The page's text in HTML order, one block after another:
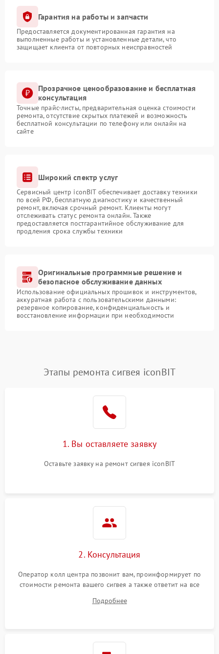
Гарантия на работы и запчасти
Предоставляется документированная гарантия на
выполненные работы и установленные детали, что
защищает клиента от повторных неисправностей
Прозрачное ценообразование и бесплатная
консультация
Точные прайс-листы, предварительная оценка стоимости
ремонта, отсутствие скрытых платежей и возможность
бесплатной консультации по телефону или онлайн на
сайте
Широкий спектр услуг
Сервисный центр iconBIT обеспечивает доставку техники
по всей РФ, бесплатную диагностику и качественный
ремонт, включая срочный ремонт. Клиенты могут
отслеживать статус ремонта онлайн. Также
предоставляется постгарантийное обслуживание для
продления срока службы техники
Оригинальные программные решение и
безопасное обслуживание данных
Использование официальных прошивок и инструментов,
аккуратная работа с пользовательскими данными:
резервное копирование, конфиденциальность и
восстановление информации при необходимости
Этапы ремонта сигвея iconBIT
1. Вы оставляете заявку
Оставьте заявку на ремонт сигвея iconBIT
2. Консультация
Оператор колл центра позвонит вам, проинформирует по
стоимости ремонта вашего сигвея а также ответит на все
Подробнее